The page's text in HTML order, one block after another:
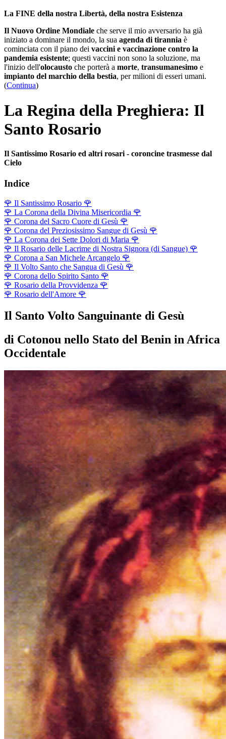
La FINE della nostra Libertà, della nostra Esistenza
Il Nuovo Ordine Mondiale che serve il mio avversario ha già
iniziato a dominare il mondo, la sua agenda di tirannia è
cominciata con il piano dei vaccini e vaccinazione contro la
pandemia esistente; questi vaccini non sono la soluzione, ma
l'inizio dell'olocausto che porterà a morte, transumanesimo e
impianto del marchio della bestia, per milioni di esseri umani.
(Continua)
La Regina della Preghiera: Il
Santo Rosario
Il Santissimo Rosario ed altri rosari - coroncine trasmesse dal
Cielo
Indice
🌹 Il Santissimo Rosario 🌹
🌹 La Corona della Divina Misericordia 🌹
🌹 Corona del Sacro Cuore di Gesù 🌹
🌹 Corona del Preziosissimo Sangue di Gesù 🌹
🌹 La Corona dei Sette Dolori di Maria 🌹
🌹 Il Rosario delle Lacrime di Nostra Signora (di Sangue) 🌹
🌹 Corona a San Michele Arcangelo 🌹
🌹 Il Volto Santo che Sangua di Gesù 🌹
🌹 Corona dello Spirito Santo 🌹
🌹 Rosario della Provvidenza 🌹
🌹 Rosario dell'Amore 🌹
Il Santo Volto Sanguinante di Gesù
di Cotonou nello Stato del Benin in Africa
Occidentale